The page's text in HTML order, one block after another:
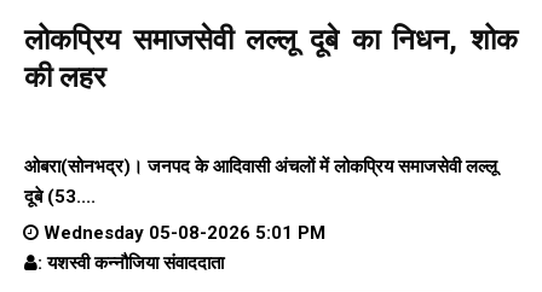
लोकप्रिय समाजसेवी लल्लू दूबे का निधन, शोक
की लहर
ओबरा(सोनभद्र)। जनपद के आदिवासी अंचलों में लोकप्रिय समाजसेवी लल्लू
दूबे (53....
Wednesday 05-08-2026 5:01 PM
: यशस्वी कन्नौजिया संवाददाता